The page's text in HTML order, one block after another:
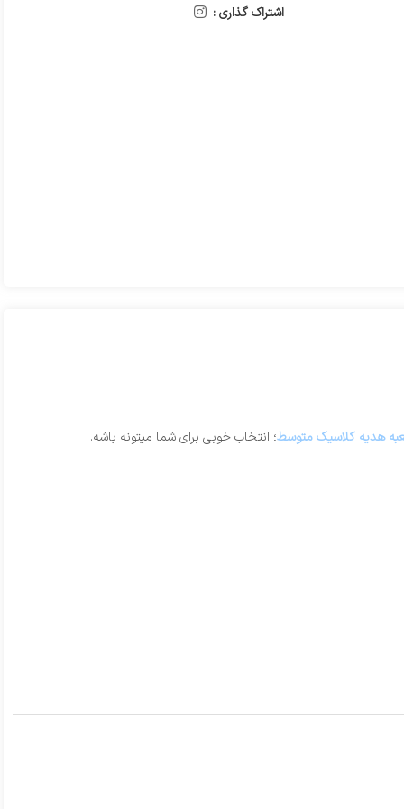
اشتراک گذاری :
هدیه کلاسیک متوسط؛ انتخاب خوبی برای شما میتونه باشه.